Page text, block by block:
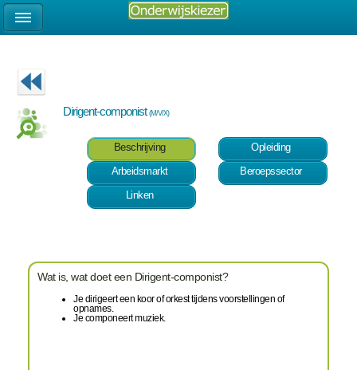
Dirigent-componist(M/V/X)
Beschrijving
Opleiding
Arbeidsmarkt
Beroepssector
Linken
Wat is, wat doet een Dirigent-componist?
Je dirigeert een koor of orkest tijdens voorstellingen of
opnames.
Je componeert muziek.